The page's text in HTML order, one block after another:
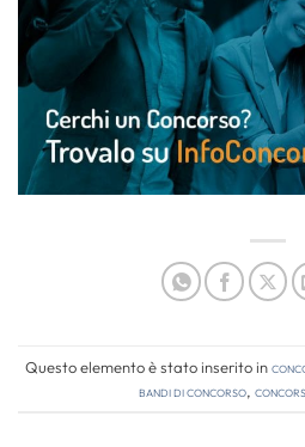
Questo elemento è stato inserito in
bandi di concorso,